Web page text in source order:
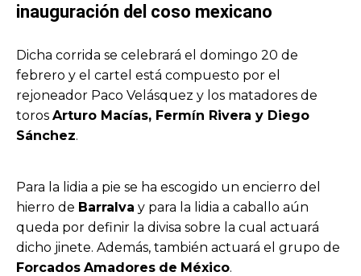
inauguración del coso mexicano
Dicha corrida se celebrará el domingo 20 de
febrero y el cartel está compuesto por el
rejoneador Paco Velásquez y los matadores de
toros Arturo Macías, Fermín Rivera y Diego
Sánchez.
Para la lidia a pie se ha escogido un encierro del
hierro de Barralva y para la lidia a caballo aún
queda por definir la divisa sobre la cual actuará
dicho jinete. Además, también actuará el grupo de
Forcados Amadores de México.